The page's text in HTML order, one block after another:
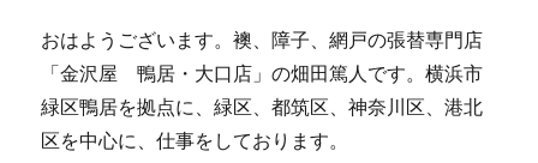
を
折
り
ん
おはようございます。襖、障子、網戸の張替専門店
「金沢屋 鴨居・大口店」の畑田篤人です。横浜市
緑区鴨居を拠点に、緑区、都筑区、神奈川区、港北
区を中心に、仕事をしております。